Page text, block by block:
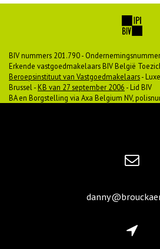
BIV nummers 201.790 -
Erkende vastgoedmakelaars BIV België
Beroepsinstituut van Vastgoedmakelaars-
Brussel -KB van 27 september 2006 - Lid BIV
BA en Borgstelling via Axa Belgium NV,